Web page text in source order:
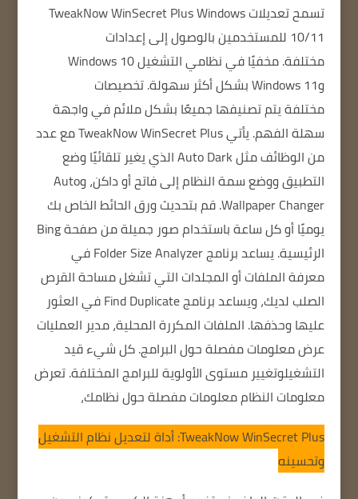
تسمح تعديلات TweakNow WinSecret PlusWindows
10/11 للمستخدمين بالوصول إلى إعدادات
مختلفة.
مخفيًا في نظامي التشغيل Windows 10
وWindows 11 بشكل أكثر سهولة.
تخصيصات
مختلفةيتم تصنيفها جميعًا بشكل ملائم في واجهة
سهلة الفهم.
يأتي TweakNow WinSecret Plus مع عدد
من الوظائف مثل Auto Dark الذي يغير تلقائيًا وضع
التطبيق ووضع سمة النظام إلى فاتح أو داكن، وAuto
Wallpaper Changer. قم بتحديث ورق الحائط الخاص بك
يوميًا أو كل ساعة باستخدام صور جميلة من صفحة Bing
الرئيسية.
يساعد برنامج Folder Size Analyzer في
معرفة الملفات أو المجلدات التي تشغل مساحة القرص
الصلب لديك، ويساعد برنامج Find Duplicate في العثور
عليها وحذفها. الملفات المكررة المحلية، مدير العمليات
عرض معلومات مفصلة حول البرامج.كل شيء قيد
التشغيلوتغيير مستوى الأولوية للبرامج المختلفة.تعرض
معلومات النظام معلومات مفصلة حول نظامك،
TweakNow WinSecret Plus: أداة لتعديل نظام التشغيل
وتحسينه